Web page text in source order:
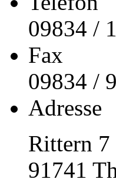
09834 /
Fax
09834 /
Adresse
Rittern 7
91741